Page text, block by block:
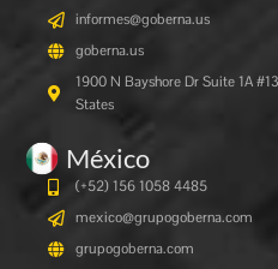
informes@goberna.us
goberna.us
1900 N Bayshore Dr Suite 1A
States
México
(+52) 156 1058 4485
mexico@grupogoberna.com
grupogoberna.com